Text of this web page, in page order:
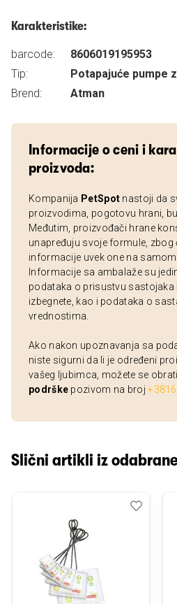
Karakteristike:
barcode:
8606019195953
Tip:
Potapajuće pumpe
Brend:
Atman
Informacije o ceni i
proizvoda:
Kompanija PetSpot nastoji da
proizvodima, pogotovu hrani,
Međutim, proizvođači hrane
unapređuju svoje formule, zbog
informacije uvek one na samom
Informacije sa ambalaže su
podataka o prisustvu sastojaka
izbegnete, kao i podataka o
vrednostima.
Ako nakon upoznavanja sa
niste sigurni da li je određeni
vašeg ljubimca, možete se
podrške pozivom na broj
Slični artikli iz
Dodaj
Uporedi